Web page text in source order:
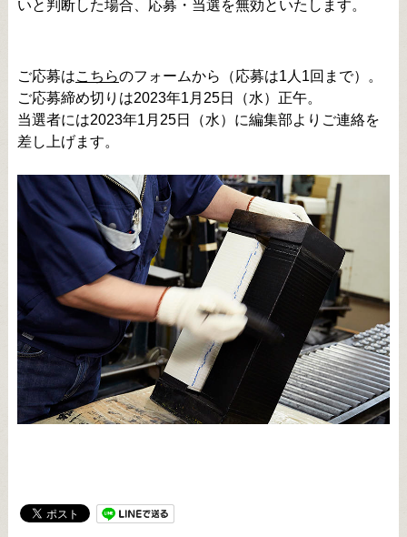
いと判断した場合、応募・当選を無効といたします。
ご応募はこちらのフォームから（応募は1人1回まで）。
ご応募締め切りは2023年1月25日（水）正午。
当選者には2023年1月25日（水）に編集部よりご連絡を
差し上げます。